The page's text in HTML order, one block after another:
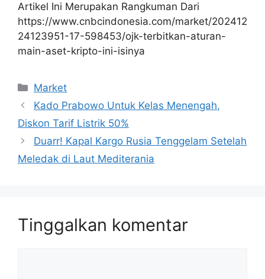
Artikel Ini Merupakan Rangkuman Dari
https://www.cnbcindonesia.com/market/202412
24123951-17-598453/ojk-terbitkan-aturan-
main-aset-kripto-ini-isinya
Kategori
Market
Kado Prabowo Untuk Kelas Menengah,
Diskon Tarif Listrik 50%
Duarr! Kapal Kargo Rusia Tenggelam Setelah
Meledak di Laut Mediterania
Tinggalkan komentar